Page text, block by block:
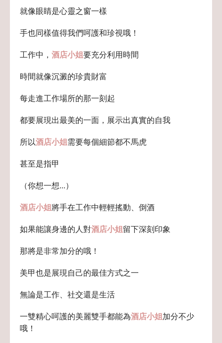
就像眼睛是心靈之窗一樣
手也同樣值得我們呵護和珍視哦！
工作中， 酒店小姐要充分利用時間
時間就像沉澱的珍貴財富
每走進工作場所的那一刻起
都要展現出最美的一面，展示出真實的自我
所以酒店小姐 需要每個細節都不馬虎
甚至是指甲
（你想一想...）
酒店小姐 將手在工作中輕輕搖動、倒酒
如果能讓身邊的人對酒店小姐 留下深刻印象
那將是非常加分的哦！
美甲也是展現自己的最佳方式之一
無論是工作、社交還是生活
一雙精心呵護的美麗雙手都能為酒店小姐 加分不少
哦！